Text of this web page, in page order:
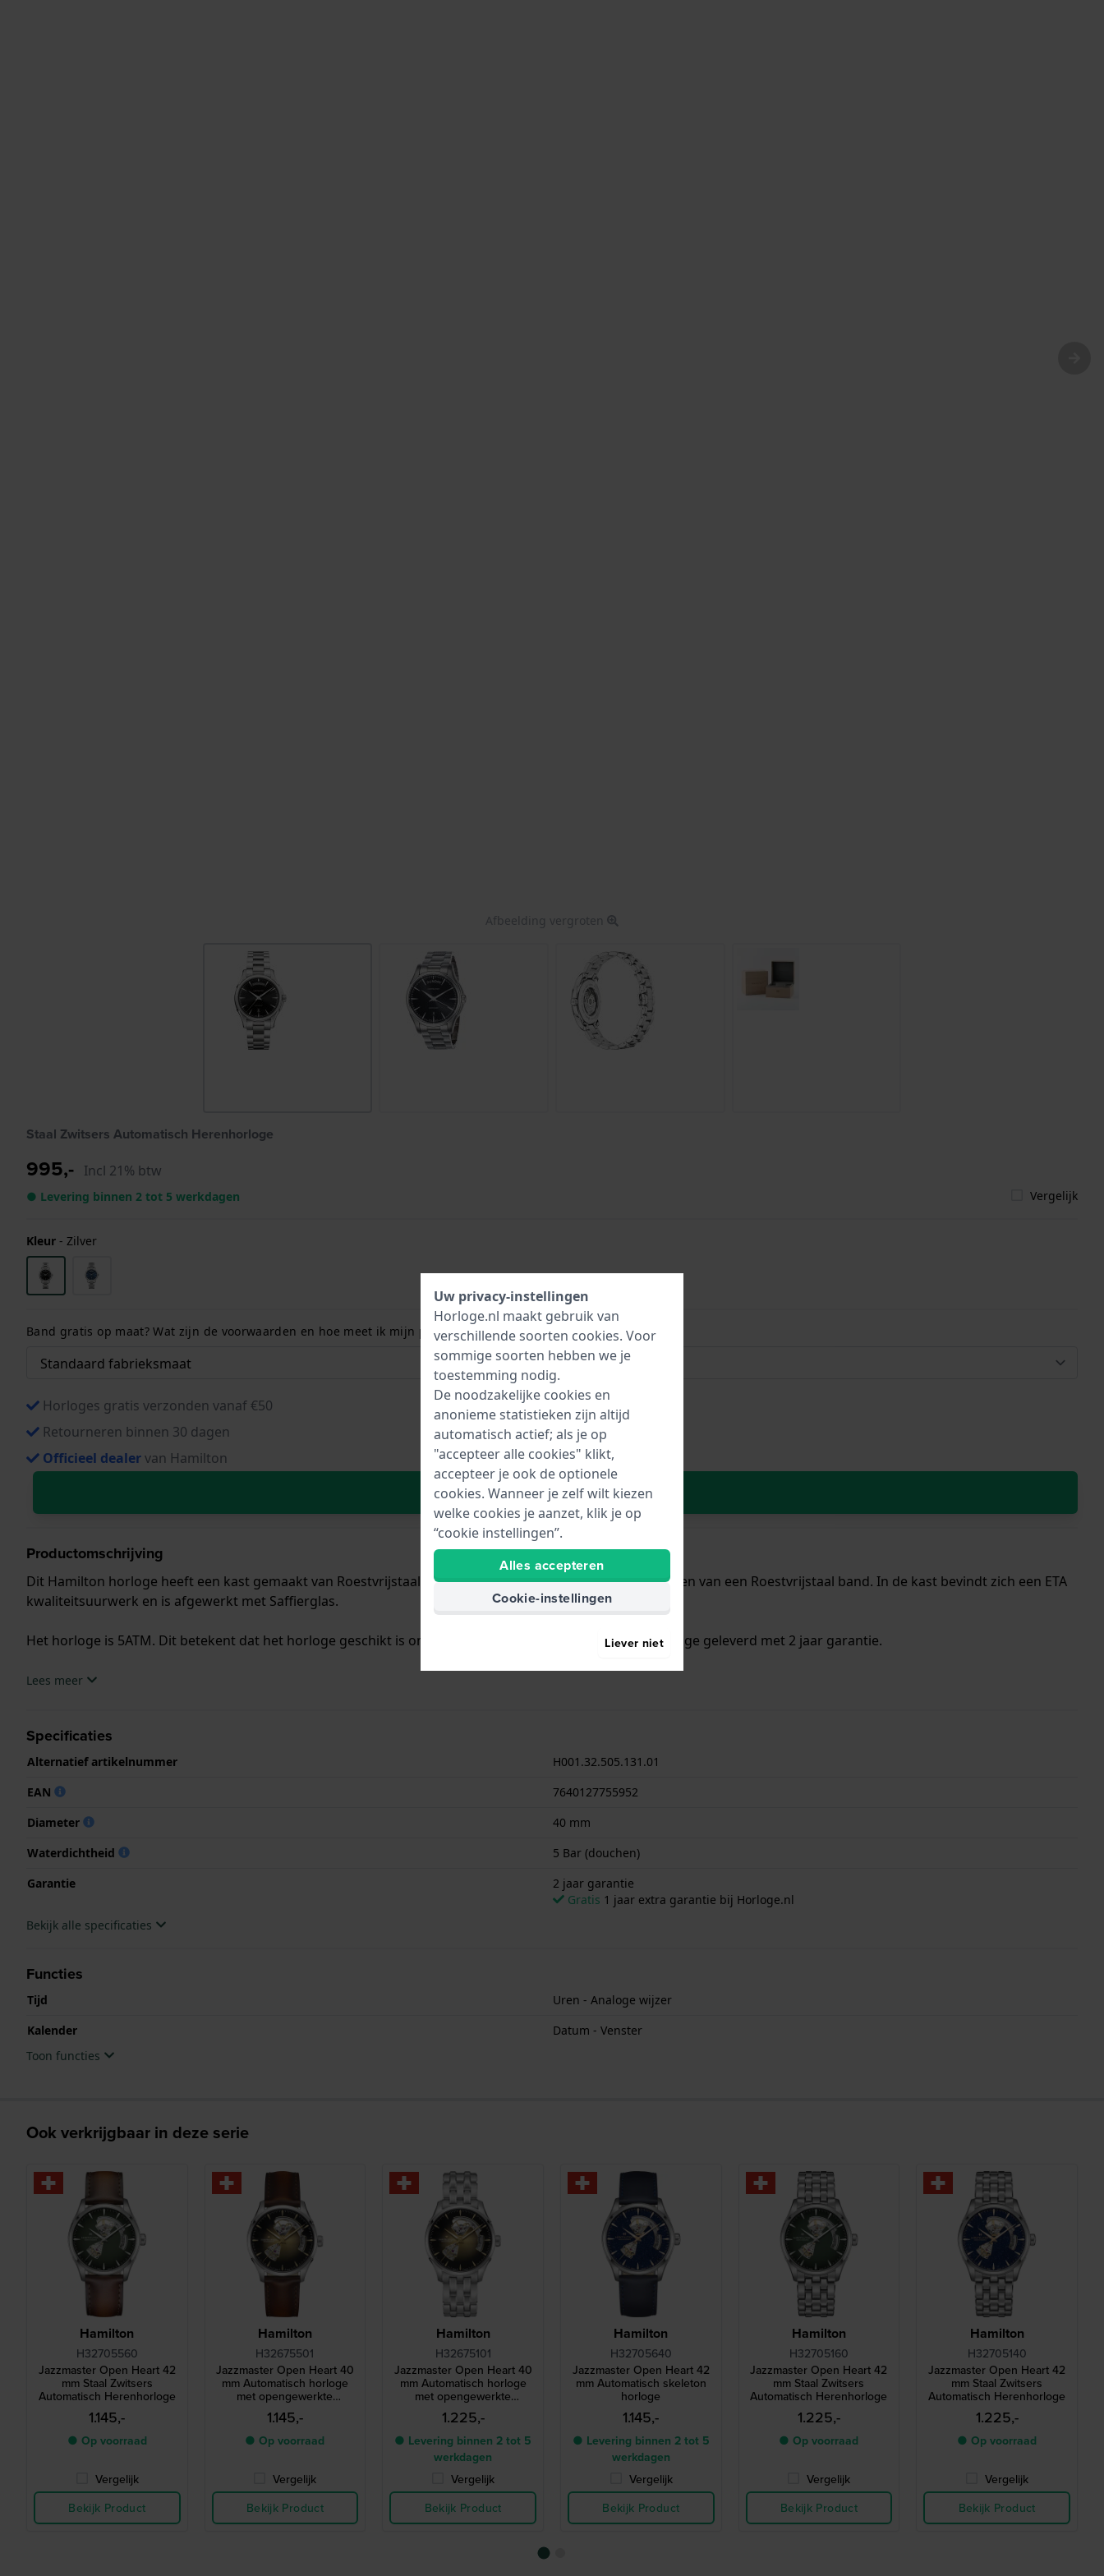
Afbeelding vergroten
Staal Zwitsers Automatisch Herenhorloge
995,- Incl 21% btw
● Levering binnen 2 tot 5 werkdagen Vergelijk
Kleur - Zilver
Band gratis op maat? Wat zijn de voorwaarden en hoe meet ik mijn polsmaat? Lees meer:
Horloges gratis verzonden vanaf €50
Retourneren binnen 30 dagen
Officieel dealervan Hamilton
In Winkelwagen
Productomschrijving
Dit Hamilton horloge heeft een kast gemaakt van Roestvrijstaal met een diameter van 40 mm en is voorzien van een Roestvrijstaal band. In de kast bevindt zich een ETA
kwaliteitsuurwerk en is afgewerkt met Saffierglas.
Het horloge is 5ATM. Dit betekent dat het horloge geschikt is om mee te douchen. Verder wordt het horloge geleverd met 2 jaar garantie.
.Lees meer
Specificaties
Alternatief artikelnummer
H001.32.505.131.01
EAN
7640127755952
Diameter
40 mm
Waterdichtheid
5 Bar (douchen)
Garantie
2 jaar garantie
Gratis 1 jaar extra garantie bij Horloge.nl
Bekijk alle specificaties
Functies
Tijd
Uren - Analoge wijzer
Kalender
Datum - Venster
Toon functies
Ook verkrijgbaar in deze serie
Hamilton
H32705560
Jazzmaster Open Heart 42
mm Staal Zwitsers
Automatisch Herenhorloge
1.145,-
● Op voorraad
Vergelijk
Bekijk Product
Hamilton
H32675501
Jazzmaster Open Heart 40
mm Automatisch horloge
met opengewerkte
wijzerplaat
1.145,-
● Op voorraad
Vergelijk
Bekijk Product
Hamilton
H32675101
Jazzmaster Open Heart 40
mm Automatisch horloge
met opengewerkte
wijzerplaat
1.225,-
● Levering binnen 2 tot 5
werkdagen
Vergelijk
Bekijk Product
Hamilton
H32705640
Jazzmaster Open Heart 42
mm Automatisch skeleton
horloge
1.145,-
● Levering binnen 2 tot 5
werkdagen
Vergelijk
Bekijk Product
Hamilton
H32705160
Jazzmaster Open Heart 42
mm Staal Zwitsers
Automatisch Herenhorloge
1.225,-
● Op voorraad
Vergelijk
Bekijk Product
Hamilton
H32705140
Jazzmaster Open Heart 42
mm Staal Zwitsers
Automatisch Herenhorloge
1.225,-
● Op voorraad
Vergelijk
Bekijk Product
Uw privacy-instellingen
Horloge.nl maakt gebruik van
verschillende soorten cookies. Voor
sommige soorten hebben we je
toestemming nodig.
De noodzakelijke cookies en
anonieme statistieken zijn altijd
automatisch actief; als je op
"accepteer alle cookies" klikt,
accepteer je ook de optionele
cookies. Wanneer je zelf wilt kiezen
welke cookies je aanzet, klik je op
“cookie instellingen”.
Alles accepteren
Cookie-instellingen
Liever niet